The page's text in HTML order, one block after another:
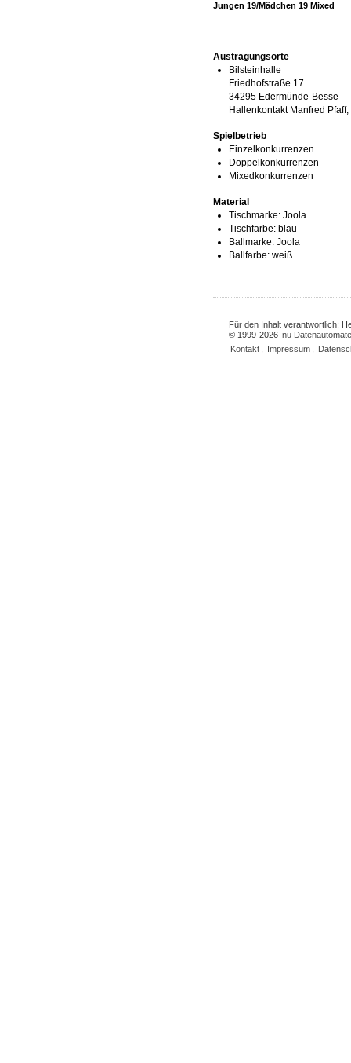
Jungen 19/Mädchen 19 Mixed
Austragungsorte
Bilsteinhalle
Friedhofstraße 17
34295 Edermünde-Besse
Hallenkontakt Manfred
Spielbetrieb
Einzelkonkurrenzen
Doppelkonkurrenzen
Mixedkonkurrenzen
Material
Tischmarke: Joola
Tischfarbe: blau
Ballmarke: Joola
Ballfarbe: weiß
Für den Inhalt verantwortlich:
© 1999-2026 nu
Kontakt
Impressum